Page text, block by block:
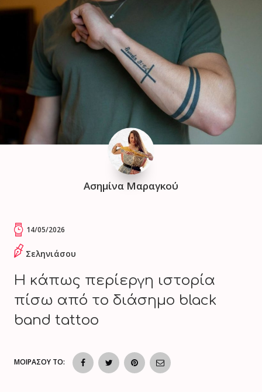
Ασημίνα Μαραγκού
14/05/2026
Σεληνιάσου
H κάπως περίεργη ιστορία
πίσω από το διάσημο black
band tattoo
ΜΟΙΡΑΣΟΥ ΤΟ: